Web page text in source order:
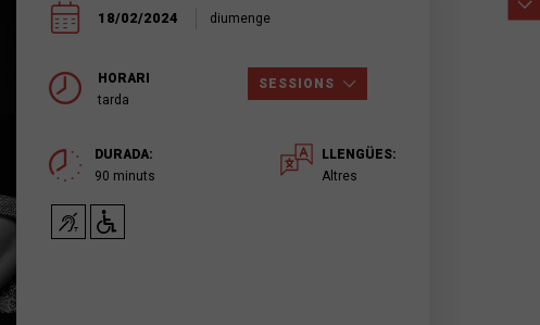
18/02/2024 diumenge
HORARI
tarda
SESSIONS
DURADA:
90 minuts
LLENGÜES:
Altres